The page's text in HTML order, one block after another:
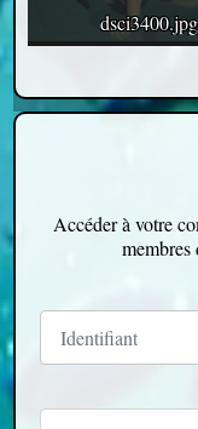
dsci3400.jpg
Accéder à votre
membres